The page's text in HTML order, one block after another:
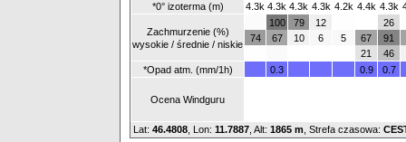
*0° izoterma (m)
4.3k 4.3k 4.3k 4.3k 4.2k 4.4k 4.3k
Zachmurzenie (%)
wysokie / średnie / niskie
74
100
67
79
10
12
6
5
67
21
26
91
46
*Opad atm. (mm/1h)
0.3 0.9 0.7
Ocena Windguru
Lat: 46.4808 , Lon: 11.7887 Alt: 1865 m , Strefa czasowa: